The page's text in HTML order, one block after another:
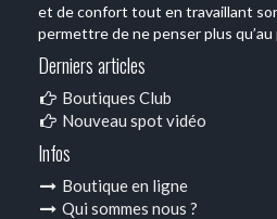
et de confort tout en travaillant
permettre de ne penser plus qu’au
Derniers articles
Boutiques Club
Nouveau spot vidéo
Infos
Boutique en ligne
Qui sommes nous ?